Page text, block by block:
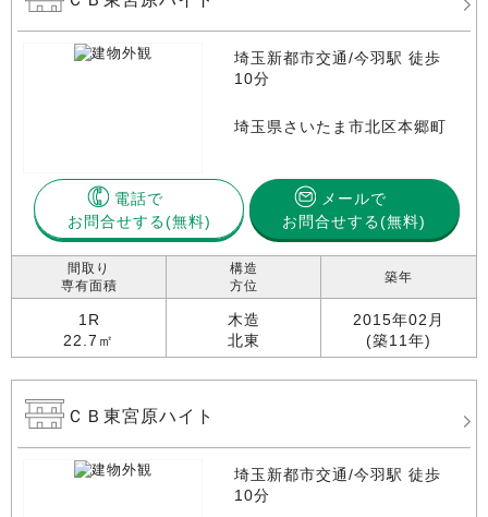
埼玉新都市交通/今羽駅 徒歩
10分
埼玉県さいたま市北区本郷町
電話で
お問合せする
メールで
お問合せする(無料)
間取り
専有面積
1R
22.7㎡
構造
方位
木造
北東
築年
2015年02月
(築11年)
ＣＢ東宮原ハイト
埼玉新都市交通/今羽駅 徒歩
10分